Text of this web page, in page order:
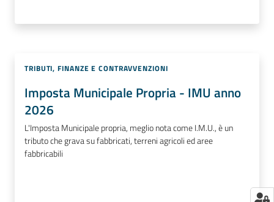
TRIBUTI, FINANZE E CONTRAVVENZIONI
Imposta Municipale Propria - IMU anno
2026
L'Imposta Municipale propria, meglio nota come I.M.U., è un
tributo che grava su fabbricati, terreni agricoli ed aree
fabbricabili